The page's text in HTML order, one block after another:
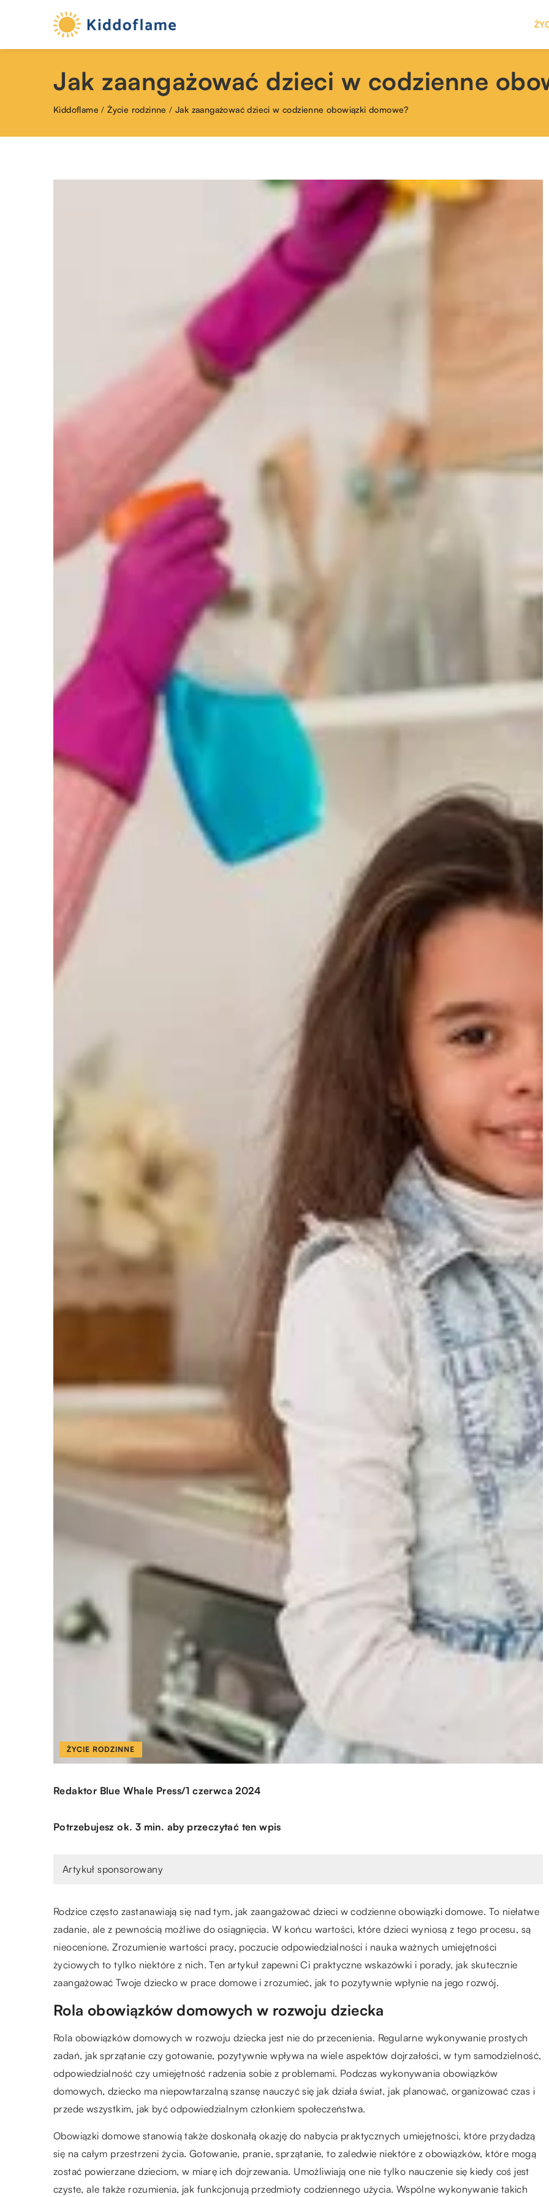
Jak zaangażować dzieci w codzienne
Kiddoflame /Życie rodzinne /Jak zaangażować dzieci w codzienne obowiązki domowe?
ŻYCIE RODZINNE
Redaktor Blue Whale Press/1 czerwca 2024
Potrzebujesz ok. 3 min. aby przeczytać ten wpis
Artykuł sponsorowany
Rodzice często zastanawiają się nad tym, jak zaangażować dzieci w codzienne obowiązki domowe. To niełatwe
zadanie, ale z pewnością możliwe do osiągnięcia. W końcu wartości, które dzieci wyniosą z tego procesu, są
nieocenione. Zrozumienie wartości pracy, poczucie odpowiedzialności i nauka ważnych umiejętności
życiowych to tylko niektóre z nich. Ten artykuł zapewni Ci praktyczne wskazówki i porady, jak skutecznie
zaangażować Twoje dziecko w prace domowe i zrozumieć, jak to pozytywnie wpłynie na jego rozwój.
Rola obowiązków domowych w rozwoju dziecka
Rola obowiązków domowych w rozwoju dziecka jest nie do przecenienia. Regularne wykonywanie prostych
zadań, jak sprzątanie czy gotowanie, pozytywnie wpływa na wiele aspektów dojrzałości, w tym samodzielność,
odpowiedzialność czy umiejętność radzenia sobie z problemami. Podczas wykonywania obowiązków
domowych, dziecko ma niepowtarzalną szansę nauczyć się jak działa świat, jak planować, organizować czas i
przede wszystkim, jak być odpowiedzialnym członkiem społeczeństwa.
Obowiązki domowe stanowią także doskonałą okazję do nabycia praktycznych umiejętności, które przydadzą
się na całym przestrzeni życia. Gotowanie, pranie, sprzątanie, to zaledwie niektóre z obowiązków, które mogą
zostać powierzane dzieciom, w miarę ich dojrzewania. Umożliwiają one nie tylko nauczenie się kiedy coś jest
czyste, ale także rozumienia, jak funkcjonują przedmioty codziennego użycia. Wspólne wykonywanie takich